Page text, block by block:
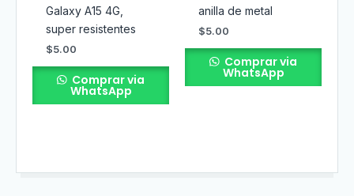
Galaxy A15 4G,
super resistentes
$5.00
Comprar via
WhatsApp
anilla de metal
$5.00
Comprar via
WhatsApp